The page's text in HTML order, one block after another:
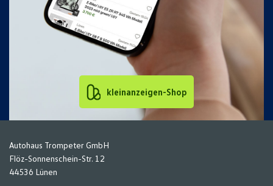
kleinanzeigen-Shop
Autohaus Trompeter GmbH
Flöz-Sonnenschein-Str. 12
44536 Lünen